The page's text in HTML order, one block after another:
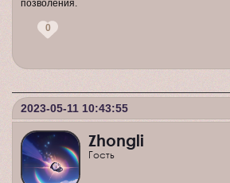
позволения.
0
2023-05-11 10:43:55
Zhongli
Гость